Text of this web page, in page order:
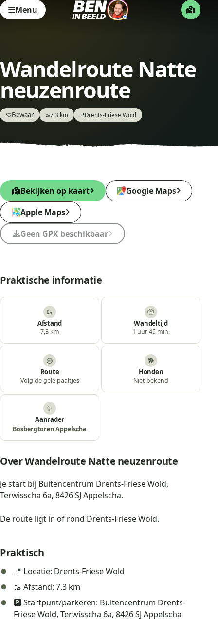
Menu
Wandelroute Natte
neuzenroute
♡Bewaar 🥾7,3 km 📍Drents-Friese Wold
Bekijken op kaart
Google Maps
Apple Maps
Geen GPX beschikbaar
Praktische informatie
🥾
Afstand
7,3 km
🕒
Wandeltijd
1 uur 45 min.
🟡
Route
Volg de gele paaltjes
🐕
Honden
Niet bekend
✨
Aanrader
Bosbergtoren Appelscha
Over Wandelroute Natte neuzenroute
Je start bij Buitencentrum Drents-Friese Wold,
Terwisscha 6a, 8426 SJ Appelscha.
De route ligt in of rond Drents-Friese Wold.
Praktisch
📍 Locatie: Drents-Friese Wold
🥾 Afstand: 7.3 km
🅿️ Startpunt/parkeren: Buitencentrum Drents-
Friese Wold, Terwisscha 6a, 8426 SJ Appelscha